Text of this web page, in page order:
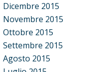
Dicembre 2015
Novembre 2015
Ottobre 2015
Settembre 2015
Agosto 2015